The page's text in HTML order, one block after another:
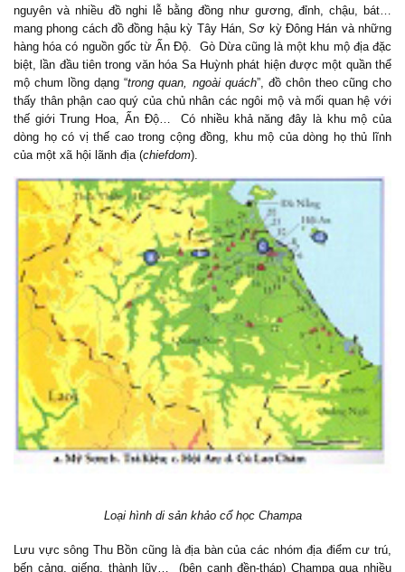
nguyên và nhiều đồ nghi lễ bằng đồng như gương, đỉnh, chậu, bát…
mang phong cách đồ đồng hậu kỳ Tây Hán, Sơ kỳ Đông Hán và những
hàng hóa có nguồn gốc từ Ấn Độ. Gò Dừa cũng là một khu mộ địa đặc
biệt, lần đầu tiên trong văn hóa Sa Huỳnh phát hiện được một quần thể
mộ chum lồng dạng “trong quan, ngoài quách”, đồ chôn theo cũng cho
thấy thân phận cao quý của chủ nhân các ngôi mộ và mối quan hệ với
thế giới Trung Hoa, Ấn Độ… Có nhiều khả năng đây là khu mộ của
dòng họ có vị thế cao trong cộng đồng, khu mộ của dòng họ thủ lĩnh
của một xã hội lãnh địa (chiefdom).
Loại hình di sản khảo cổ học Champa
Lưu vực sông Thu Bồn cũng là địa bàn của các nhóm địa điểm cư trú,
bến cảng, giếng, thành lũy… (bên cạnh đền-tháp) Champa qua nhiều